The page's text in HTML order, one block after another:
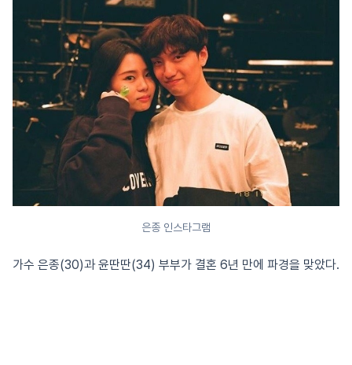
은종 인스타그램
가수 은종(30)과 윤딴딴(34) 부부가 결혼 6년 만에 파경을 맞았다.